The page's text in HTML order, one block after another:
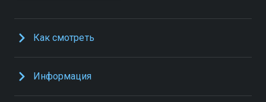
Как смотреть
Информация